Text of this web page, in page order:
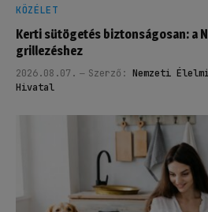
KÖZÉLET
Kerti sütögetés biztonságosan: a
grillezéshez
2026.08.07. Szerző: Nemzeti
Hivatal